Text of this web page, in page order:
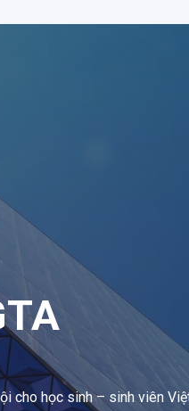
cho học sinh – sinh viên